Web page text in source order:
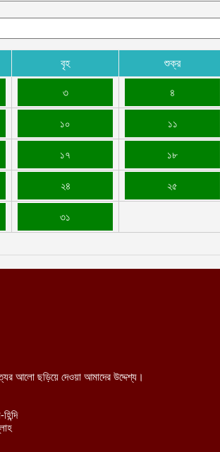
বৃহ শুক্র
৩ ৪
১০ ১১
১৭ ১৮
২৪ ২৫
৩১
আলো ছড়িয়ে দেওয়া আমাদের উদ্দেশ্য।